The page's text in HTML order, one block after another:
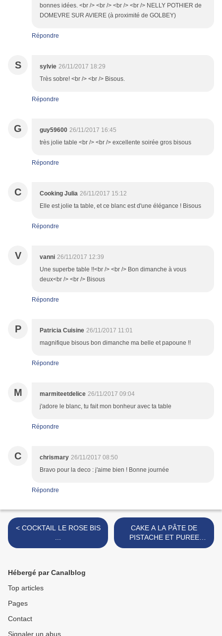
bonnes idées. <br /> <br /> <br /> <br /> NELLY POTHIER de
DOMEVRE SUR AVIERE (à proximité de GOLBEY)
Répondre
S sylvie 26/11/2017 18:29
Très sobre! <br /> <br /> Bisous.
Répondre
G guy59600 26/11/2017 16:45
très jolie table <br /> <br /> excellente soirée gros bisous
Répondre
C Cooking Julia 26/11/2017 15:12
Elle est jolie ta table, et ce blanc est d'une élégance ! Bisous
Répondre
V vanni 26/11/2017 12:39
Une superbe table !!<br /> <br /> Bon dimanche à vous
deux<br /> <br /> Bisous
Répondre
P Patricia Cuisine 26/11/2017 11:01
magnifique bisous bon dimanche ma belle et papoune !!
Répondre
M marmiteetdelice 26/11/2017 09:04
j'adore le blanc, tu fait mon bonheur avec ta table
Répondre
C chrismary 26/11/2017 08:50
Bravo pour la deco : j'aime bien ! Bonne journée
Répondre
< COCKTAIL LE ROSE BIS
CAKE A LA PÂTE DE
PISTACHE ET PUREE
NOIX DE COCO >
Hébergé par Canalblog
Top articles
Pages
Contact
Signaler un abus